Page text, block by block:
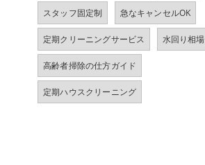
スタッフ固定制 急なキャンセルOK
定期クリーニングサービス 水回り相場
高齢者掃除の仕方ガイド
定期ハウスクリーニング